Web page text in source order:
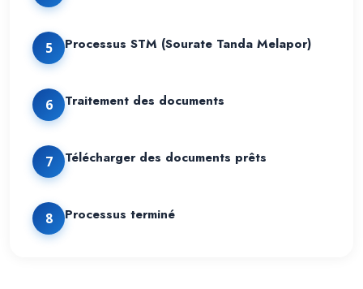
5 Processus STM (Sourate Tanda Melapor)
6 Traitement des documents
7 Télécharger des documents prêts
8 Processus terminé